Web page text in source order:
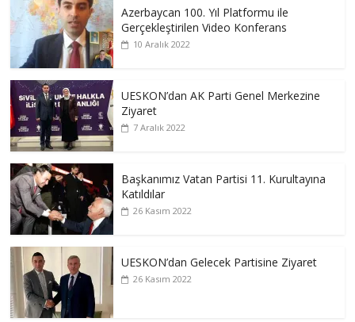
Azerbaycan 100. Yıl Platformu ile
Gerçekleştirilen Video Konferans
10 Aralık 2022
UESKON’dan AK Parti Genel Merkezine
Ziyaret
7 Aralık 2022
Başkanımız Vatan Partisi 11. Kurultayına
Katıldılar
26 Kasım 2022
UESKON’dan Gelecek Partisine Ziyaret
26 Kasım 2022